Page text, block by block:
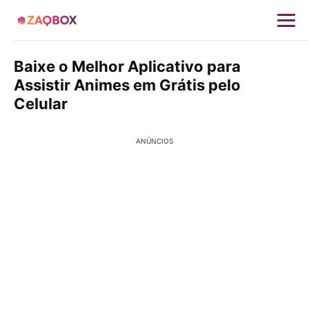
Baixe o Melhor Aplicativo para
Assistir Animes em Grátis pelo
Celular
ANÚNCIOS